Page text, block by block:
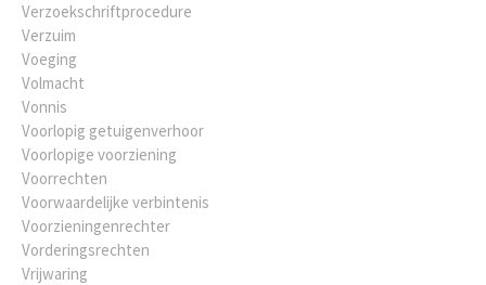
Verzoekschriftprocedure
Verzuim
Voeging
Volmacht
Vonnis
Voorlopig getuigenverhoor
Voorlopige voorziening
Voorrechten
Voorwaardelijke verbintenis
Voorzieningenrechter
Vorderingsrechten
Vrijwaring